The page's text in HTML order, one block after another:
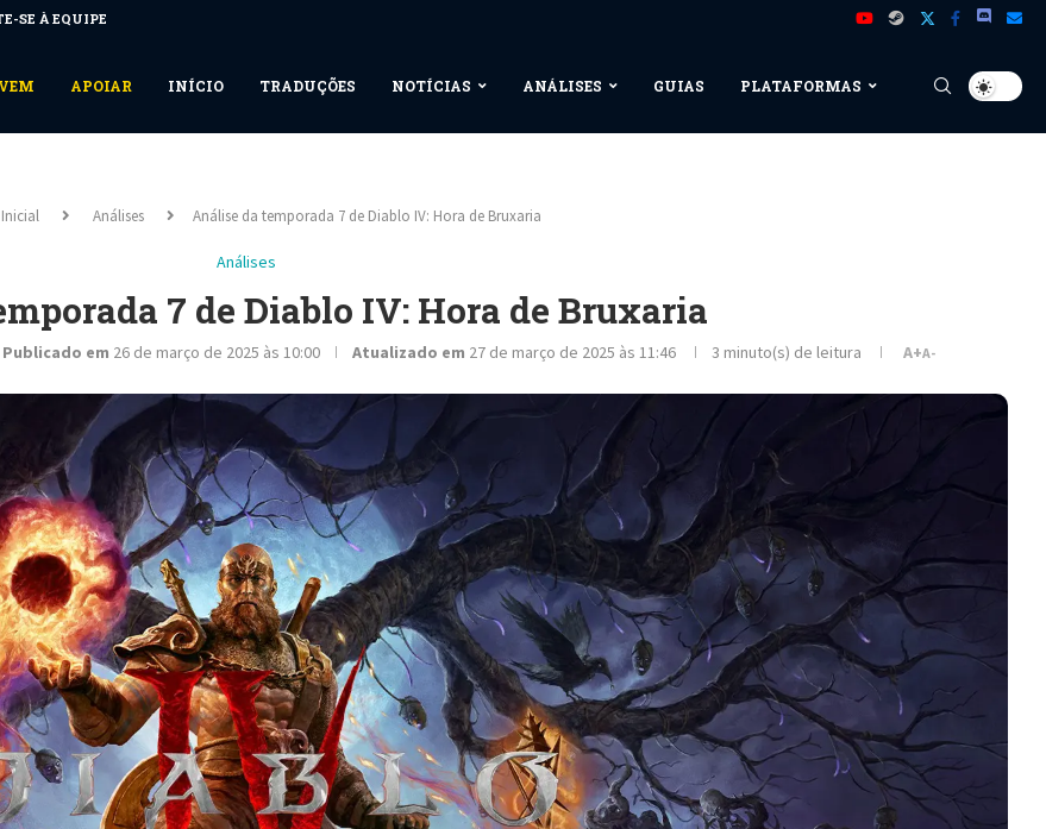
SE À EQUIPE
APOIAR INÍCIO TRADUÇÕES NOTÍCIAS ANÁLISES GUIAS PLATAFORMAS
Análises Análise da temporada 7 de Diablo IV: Hora de Bruxaria
Análises
7 de Diablo IV: Hora de Bruxaria
Publicado em 26 de março de 2025 às 10:00 Atualizado em 27 de março de 2025 às 11:46 3 minuto(s) de leitura A+A-